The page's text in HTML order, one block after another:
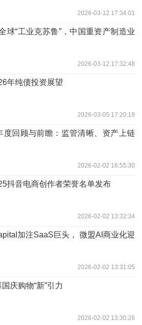
2026-03-12 17:34:01
球“工业克苏鲁”，中国重资产制造业
2026-03-12 17:32:48
年纯债投资展望
2026-03-05 17:20:19
度回顾与前瞻：监管清晰、资产上链
2026-02-02 16:55:30
抖音电商创作者荣誉名单发布
2026-02-02 13:32:34
加注SaaS巨头， 微盟AI商业化迎
2026-02-02 13:31:05
庆购物“新”引力
2026-02-02 13:30:26